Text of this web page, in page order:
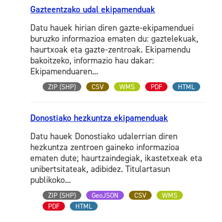
Gazteentzako udal ekipamenduak
Datu hauek hirian diren gazte-ekipamenduei
buruzko informazioa ematen du: gaztelekuak,
haurtxoak eta gazte-zentroak. Ekipamendu
bakoitzeko, informazio hau dakar:
Ekipamenduaren...
ZIP (SHP) CSV WMS PDF HTML
Donostiako hezkuntza ekipamenduak
Datu hauek Donostiako udalerrian diren
hezkuntza zentroen gaineko informazioa
ematen dute; haurtzaindegiak, ikastetxeak eta
unibertsitateak, adibidez. Titulartasun
publikoko...
ZIP (SHP) GeoJSON CSV
WMS
PDF
HTML